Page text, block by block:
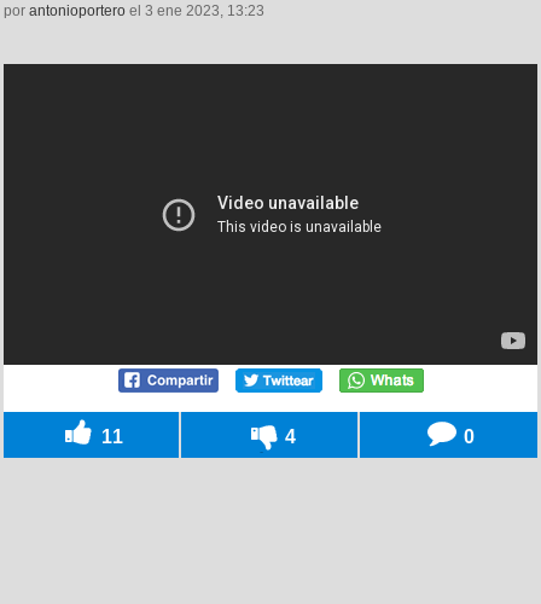
por antonioportero el 3 ene 2023, 13:23
11 4 0